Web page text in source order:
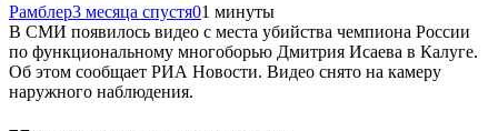
Рамблер3 месяца спустя01 минуты
В СМИ появилось видео с места убийства чемпиона России
по функциональному многоборью Дмитрия Исаева в Калуге.
Об этом сообщает РИА Новости. Видео снято на камеру
наружного наблюдения.